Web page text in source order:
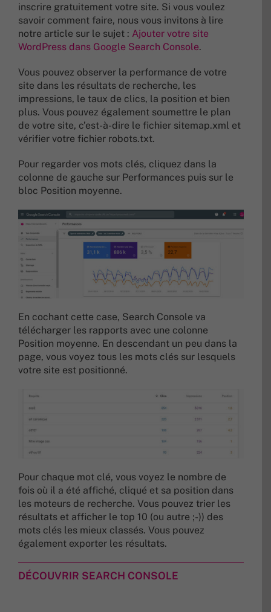
inscrire gratuitement votre site. Si vous voulez
savoir comment faire, nous vous invitons à lire
notre article sur le sujet : Ajouter votre site
WordPress dans Google Search Console.
Vous pouvez observer la performance de votre
site dans les résultats de recherche, les
impressions, le taux de clics, la position et bien
plus. Vous pouvez également soumettre le plan
de votre site, c’est-à-dire le fichier sitemap.xml et
vérifier votre fichier robots.txt.
Pour regarder vos mots clés, cliquez dans la
colonne de gauche sur Performances puis sur le
bloc Position moyenne.
En cochant cette case, Search Console va
télécharger les rapports avec une colonne
Position moyenne. En descendant un peu dans la
page, vous voyez tous les mots clés sur lesquels
votre site est positionné.
Pour chaque mot clé, vous voyez le nombre de
fois où il a été affiché, cliqué et sa position dans
les moteurs de recherche. Vous pouvez trier les
résultats et afficher le top 10 (ou autre ;-)) des
mots clés les mieux classés. Vous pouvez
également exporter les résultats.
DÉCOUVRIR SEARCH CONSOLE